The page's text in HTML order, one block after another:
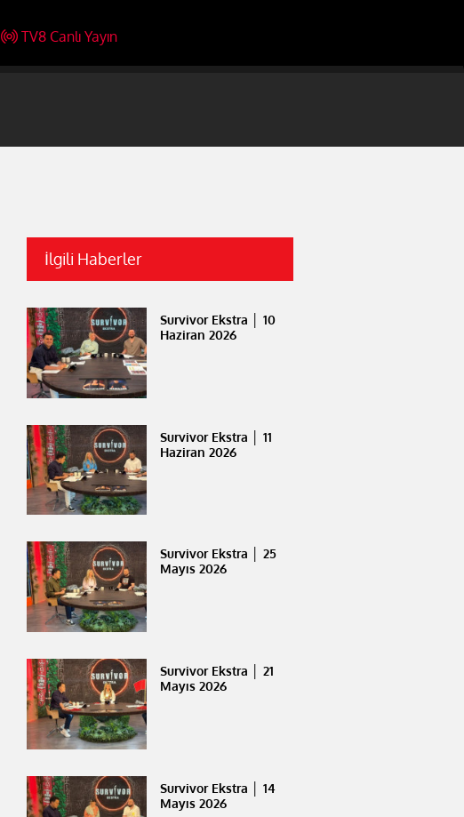
TV8 Canlı Yayın
İlgili Haberler
Survivor Ekstra │ 10
Haziran 2026
Survivor Ekstra │ 11
Haziran 2026
Survivor Ekstra │ 25
Mayıs 2026
Survivor Ekstra │ 21
Mayıs 2026
Survivor Ekstra │ 14
Mayıs 2026